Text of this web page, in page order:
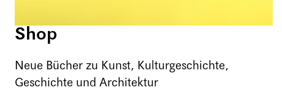
Shop
Neue Bücher zu Kunst, Kulturgeschichte,
Geschichte und Architektur